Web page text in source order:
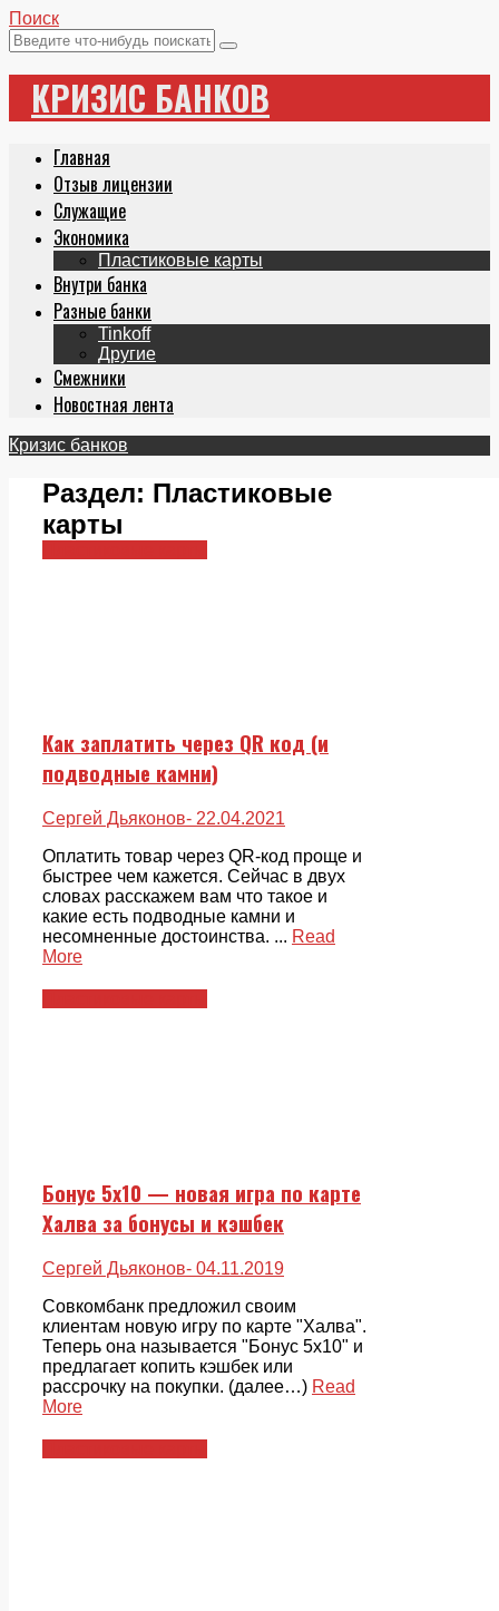
Поиск
КРИЗИС БАНКОВ
Главная
Отзыв лицензии
Служащие
Экономика
Пластиковые карты
Внутри банка
Разные банки
Tinkoff
Другие
Смежники
Новостная лента
Кризис банков
Раздел: Пластиковые
карты
Как заплатить через QR код (и
подводные камни)
Сергей Дьяконов- 22.04.2021
Оплатить товар через QR-код проще и
быстрее чем кажется. Сейчас в двух
словах расскажем вам что такое и
какие есть подводные камни и
несомненные достоинства. ... Read
More
Бонус 5х10 — новая игра по карте
Халва за бонусы и кэшбек
Сергей Дьяконов- 04.11.2019
Совкомбанк предложил своим
клиентам новую игру по карте "Халва".
Теперь она называется "Бонус 5х10" и
предлагает копить кэшбек или
рассрочку на покупки. (далее…) Read
More